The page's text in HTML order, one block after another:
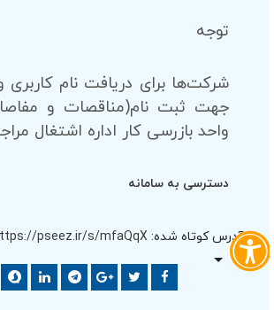
توجه
شرکت‌ها برای دریافت نام کاربری
جهت ثبت نام(مناقصات و
واحد بازرسی کار اداره اشتغال
دسترسی به سامانه
آدرس کوتاه شده: pseez.ir/s/mfaQqX